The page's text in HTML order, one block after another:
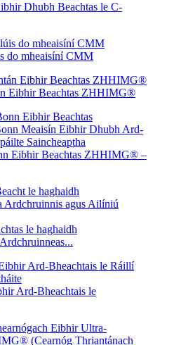
Dhubh Beachtas le C-
do mheaisíní CMM
Eibhir Beachtas ZHHIMG®
Eibhir Beachtas ZHHIMG® –
le haghaidh
Ard-Bheachtais le